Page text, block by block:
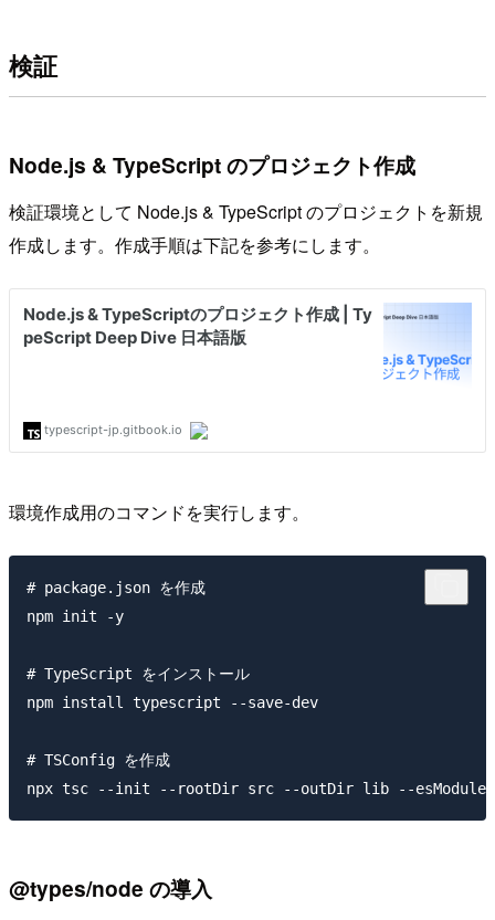
検証
Node.js & TypeScript のプロジェクト作成
検証環境として Node.js & TypeScript のプロジェクトを新規
作成します。作成手順は下記を参考にします。
環境作成用のコマンドを実行します。
# package.json を作成
npm init -y
# TypeScript をインストール
npm install typescript --save-dev
# TSConfig を作成
@types/node の導入